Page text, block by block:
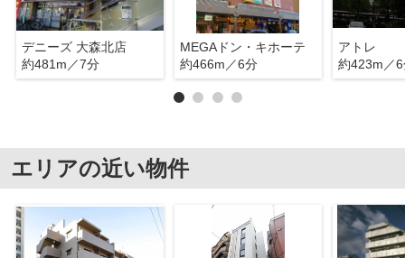
デニーズ 大森北店
約481m／7分
MEGAドン・キホーテ
約466m／6分
アトレ
約423m／
エリアの近い物件